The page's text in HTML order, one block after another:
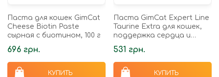
Паста для кошек GimCat
Cheese Biotin Paste
сырная с биотином, 100 г
696 грн.
КУПИТЬ
Паста GimCat Expert Line
Taurine Extra для кошек,
поддержка сердца и
зрения, 50 г
531 грн.
КУПИТЬ